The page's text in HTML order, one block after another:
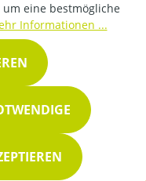
um eine bestmögliche
Informationen ...